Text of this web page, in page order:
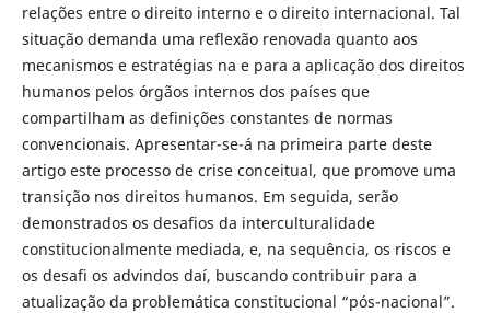
relações entre o direito interno e o direito internacional. Tal
situação demanda uma reflexão renovada quanto aos
mecanismos e estratégias na e para a aplicação dos direitos
humanos pelos órgãos internos dos países que
compartilham as definições constantes de normas
convencionais. Apresentar-se-á na primeira parte deste
artigo este processo de crise conceitual, que promove uma
transição nos direitos humanos. Em seguida, serão
demonstrados os desafios da interculturalidade
constitucionalmente mediada, e, na sequência, os riscos e
os desafi os advindos daí, buscando contribuir para a
atualização da problemática constitucional “pós-nacional”.